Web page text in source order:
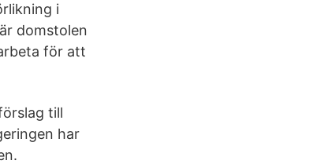
i
domstolen
för att
till
har